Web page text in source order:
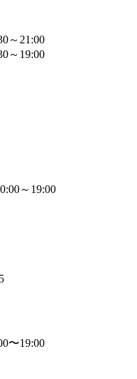
～21:00
～19:00
～19:00
〜19:00